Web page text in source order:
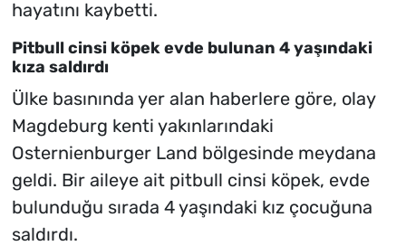
hayatını kaybetti.
Pitbull cinsi köpek evde bulunan 4 yaşındaki
kıza saldırdı
Ülke basınında yer alan haberlere göre, olay
Magdeburg kenti yakınlarındaki
Osternienburger Land bölgesinde meydana
geldi. Bir aileye ait pitbull cinsi köpek, evde
bulunduğu sırada 4 yaşındaki kız çocuğuna
saldırdı.